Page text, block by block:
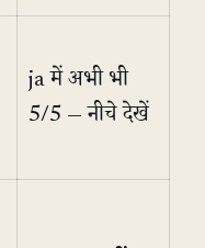
ja में अभी भी
5/5 — नीचे देखें